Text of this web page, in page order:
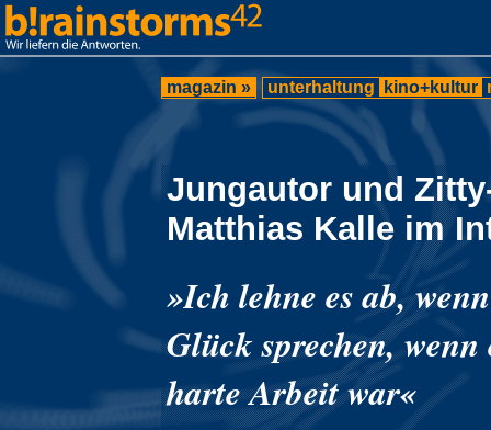
magazin » unterhaltung kino+kultur
Jungautor und
Matthias Kalle im
»Ich lehne es ab,
Glück sprechen,
harte Arbeit war«